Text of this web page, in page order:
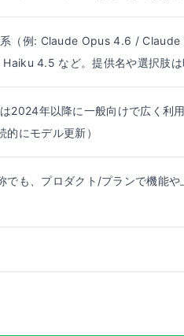
（例: Claude Opus 4.6 /
4.5 など。提供名や選択肢は
2024年以降に一般向けで広く利
的にモデル更新）
でも、プロダクト/プランで機能